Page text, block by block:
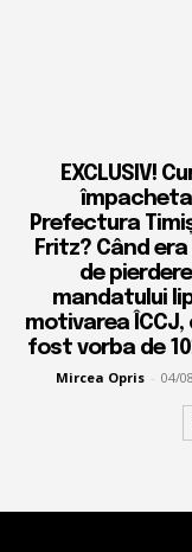
EXCLUSIV!
Prefectura
Fritz? Când
de
mandatului
motivarea ÎCCJ,
fost vorba de
Mircea Opris - 04/